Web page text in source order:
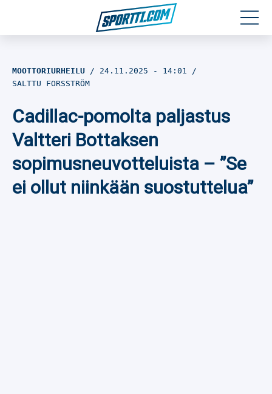
Jalkapallo
Yleisurheilu
Talviurheilu
MOOTTORIURHEILU 24.11.2025 - 14:01
SALTTU FORSSTRÖM
Cadillac-pomolta paljastus
Valtteri Bottaksen
sopimusneuvotteluista – ”Se
ei ollut niinkään suostuttelua”